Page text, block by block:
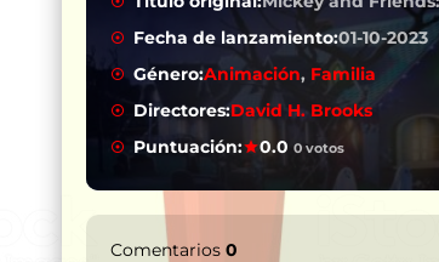
Fecha de lanzamiento:01-10-2023
Género:Animación, Familia
Directores:David H. Brooks
Puntuación:
0.0 0 votos
Comentarios 0